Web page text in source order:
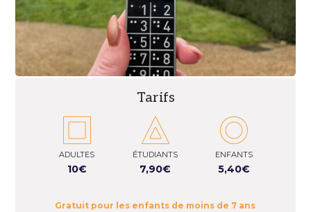
Tarifs
ADULTES
10€
ÉTUDIANTS
7,90€
ENFANTS
5,40€
Gratuit pour les enfants de moins de 7 ans